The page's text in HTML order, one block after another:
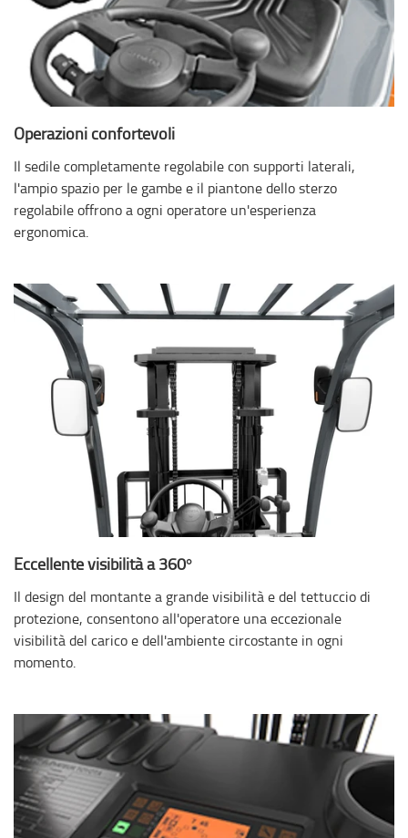
Operazioni confortevoli
Il sedile completamente regolabile con supporti laterali,
l'ampio spazio per le gambe e il piantone dello sterzo
regolabile offrono a ogni operatore un'esperienza
ergonomica.
Eccellente visibilità a 360°
Il design del montante a grande visibilità e del tettuccio di
protezione, consentono all'operatore una eccezionale
visibilità del carico e dell'ambiente circostante in ogni
momento.